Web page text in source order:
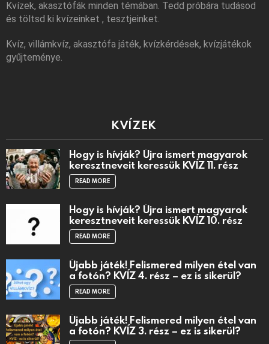
Kvízek, akasztófák minden témában. Tedd próbára tudásod
és töltsd ki kvízeinket , tesztjeinket.
Kvíz, villámkvíz, akasztófa játék, kvízkérdések, kvízjátékok
gyűjteménye.
KVÍZEK
Hogy is hívják? Újra ismert magyarok
keresztneveit keressük KVÍZ 11. rész
READ MORE
Hogy is hívják? Újra ismert magyarok
keresztneveit keressük KVÍZ 10. rész
READ MORE
Újabb játék! Felismered milyen étel van
a fotón? KVÍZ 4. rész – ez is sikerül?
READ MORE
Újabb játék! Felismered milyen étel van
a fotón? KVÍZ 3. rész – ez is sikerül?